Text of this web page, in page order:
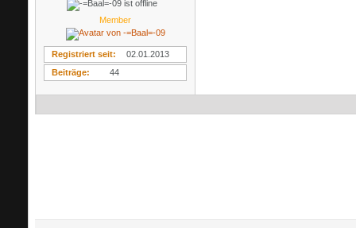
Member
Registriert seit
02.01.2013
Beiträge
44